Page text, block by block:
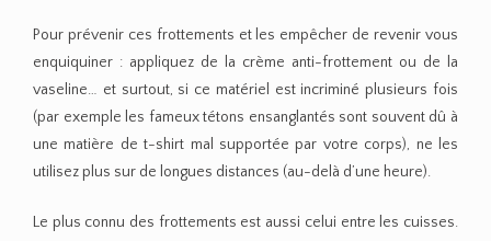
Pour prévenir ces frottements et les empêcher de revenir vous
enquiquiner : appliquez de la crème anti-frottement ou de la
vaseline… et surtout, si ce matériel est incriminé plusieurs fois
(par exemple les fameux tétons ensanglantés sont souvent dû à
une matière de t-shirt mal supportée par votre corps), ne les
utilisez plus sur de longues distances (au-delà d’une heure).
Le plus connu des frottements est aussi celui entre les cuisses.